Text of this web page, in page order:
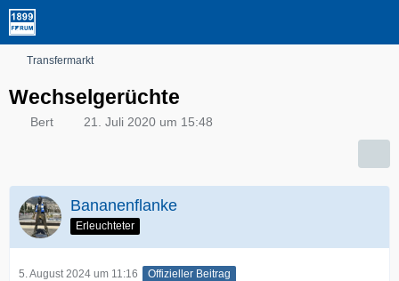
Transfermarkt
Wechselgerüchte
Bert 21. Juli 2020 um 15:48
Bananenflanke
Erleuchteter
5. August 2024 um 11:16 Offizieller Beitrag